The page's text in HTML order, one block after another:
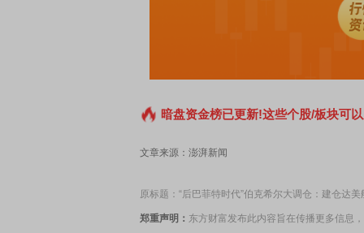
暗盘资金榜已更新!这些个股/板块可
文章来源：澎湃新闻
原标题：“后巴菲特时代”伯克希尔大调仓：建仓达
郑重声明： 东方财富发布此内容旨在传播更多信息